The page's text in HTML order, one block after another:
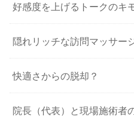
好感度を上げるトークのキ
隠れリッチな訪問マッサー
快適さからの脱却？
院長（代表）と現場施術者